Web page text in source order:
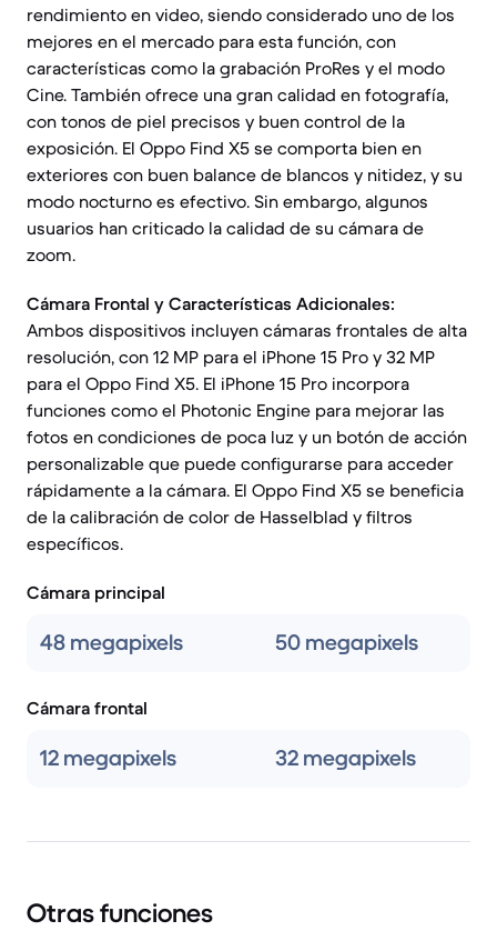
rendimiento en video, siendo considerado uno de los
mejores en el mercado para esta función, con
características como la grabación ProRes y el modo
Cine. También ofrece una gran calidad en fotografía,
con tonos de piel precisos y buen control de la
exposición. El Oppo Find X5 se comporta bien en
exteriores con buen balance de blancos y nitidez, y su
modo nocturno es efectivo. Sin embargo, algunos
usuarios han criticado la calidad de su cámara de
zoom.
Cámara Frontal y Características Adicionales:
Ambos dispositivos incluyen cámaras frontales de alta
resolución, con 12 MP para el iPhone 15 Pro y 32 MP
para el Oppo Find X5. El iPhone 15 Pro incorpora
funciones como el Photonic Engine para mejorar las
fotos en condiciones de poca luz y un botón de acción
personalizable que puede configurarse para acceder
rápidamente a la cámara. El Oppo Find X5 se beneficia
de la calibración de color de Hasselblad y filtros
específicos.
Cámara principal
48 megapixels 50 megapixels
Cámara frontal
12 megapixels 32 megapixels
Otras funciones